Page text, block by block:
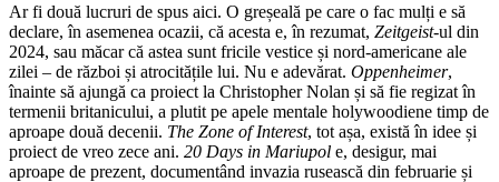
Ar fi două lucruri de spus aici. O greșeală pe care o fac mulți e să
declare, în asemenea ocazii, că acesta e, în rezumat, Zeitgeist-ul din
2024, sau măcar că astea sunt fricile vestice și nord-americane ale
zilei – de război și atrocitățile lui. Nu e adevărat. Oppenheimer,
înainte să ajungă ca proiect la Christopher Nolan și să fie regizat în
termenii britanicului, a plutit pe apele mentale holywoodiene timp de
aproape două decenii. The Zone of Interest, tot așa, există în idee și
proiect de vreo zece ani. 20 Days in Mariupol e, desigur, mai
aproape de prezent, documentând invazia rusească din februarie și